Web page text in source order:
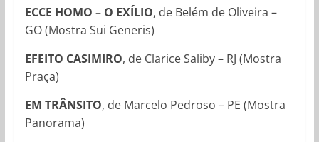
ECCE HOMO – O EXÍLIO, de Belém de Oliveira –
GO (Mostra Sui Generis)
EFEITO CASIMIRO, de Clarice Saliby – RJ (Mostra
Praça)
EM TRÂNSITO, de Marcelo Pedroso – PE (Mostra
Panorama)